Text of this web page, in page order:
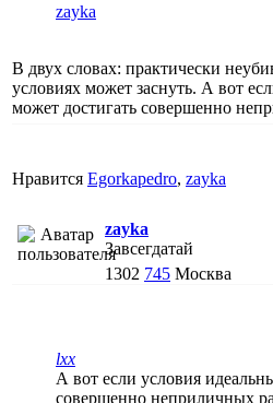
zayka
В двух словах: практически
условиях может заснуть. А вот
может достигать совершенно
Нравится Egorkapedro, zayka
zayka
Завсегдатай
1302 745 Москва
lxx
А вот если условия
совершенно неприличных